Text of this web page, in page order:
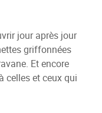
jour après jour
griffonnées
Et encore
celles et ceux qui